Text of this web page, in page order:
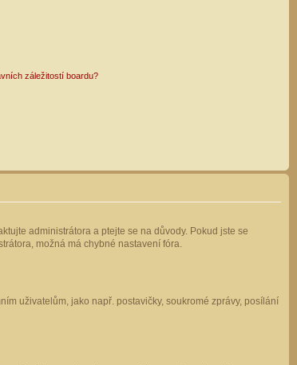
záležitostí boardu?
administrátora a ptejte se na důvody. Pokud jste se
možná má chybné nastavení fóra.
uživatelům, jako např. postavičky, soukromé zprávy, posílání